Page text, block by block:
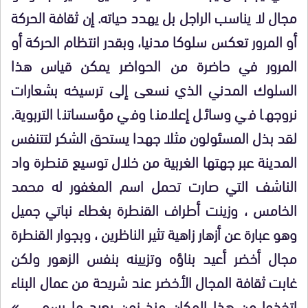
مجال لا يناسب الراجل بل يهدد حياته. إن ثقافة الحركة
أو المرور تعكس سلوكا مدنيا، وبقدر انتظام الحركة أو
المرور في حاضرة من الحواضر يمكن قياس هذا
السلوك المدني الذي نسعى إلى ترسيخه بشعارات
نروجها في وسائل إعلامنا وفي مؤسساتنا التربوية.
لقد بذل المسئولون مثلا جهدا يستحق الشكر لتتنفس
المدينة عبر جهتها الغربية من خلال توسيع قنطرة واد
الناشف التي صارت تحمل اسم المغفور له محمد
الخامس ، وزينت أطراف القنطرة بغطاء نباتي جميل
وهو عبارة عن أزهار زاهية تثير الناظرين ، وبجوار القنطرة
مجال أخضر أعيد بناؤه وتزيينه بنفس الزهور ولكن
غابت ثقافة المجال الأخضر عند شريحة من عمال البناء